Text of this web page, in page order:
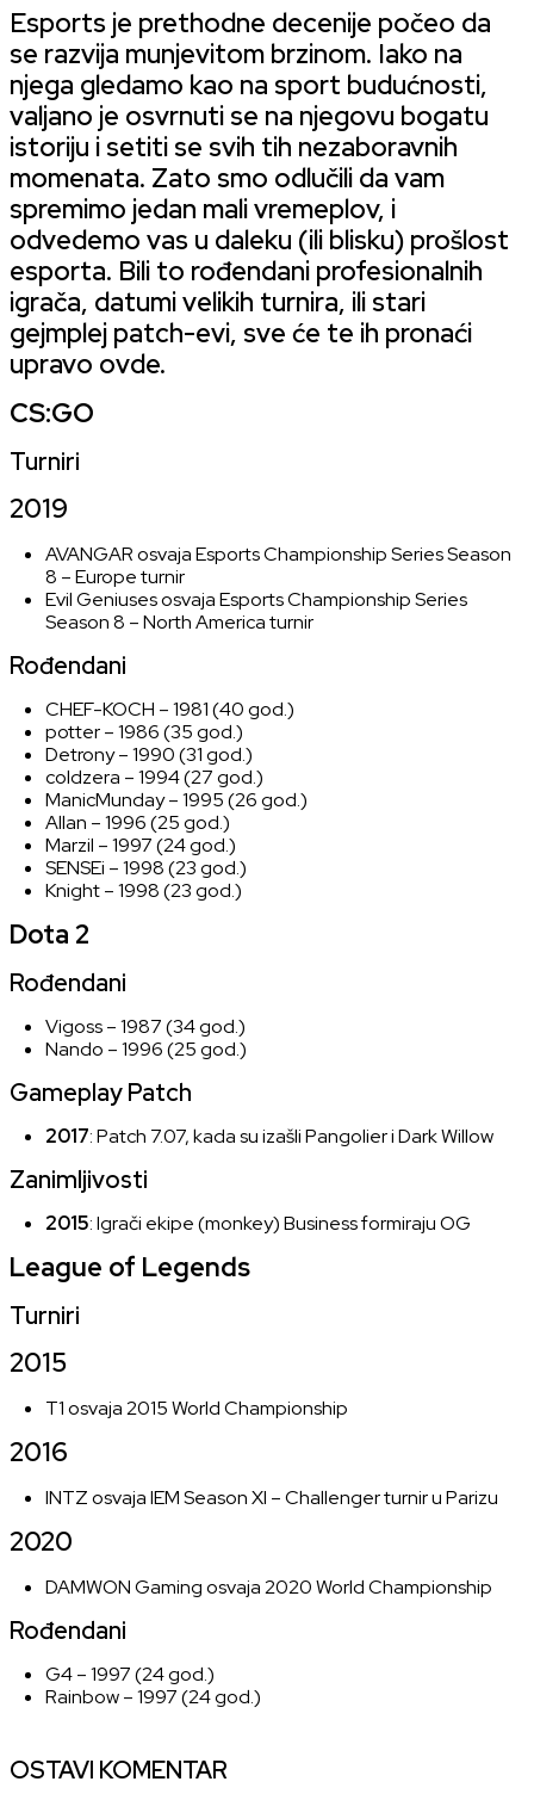
Esports je prethodne decenije počeo da
se razvija munjevitom brzinom. Iako na
njega gledamo kao na sport budućnosti,
valjano je osvrnuti se na njegovu bogatu
istoriju i setiti se svih tih nezaboravnih
momenata. Zato smo odlučili da vam
spremimo jedan mali vremeplov, i
odvedemo vas u daleku (ili blisku) prošlost
esporta. Bili to rođendani profesionalnih
igrača, datumi velikih turnira, ili stari
gejmplej patch-evi, sve će te ih pronaći
upravo ovde.
CS:GO
Turniri
2019
AVANGARosvajaEsports Championship Series Season
8 – Europeturnir
Evil GeniusesosvajaEsports Championship Series
Season 8 – North Americaturnir
Rođendani
CHEF-KOCH – 1981 (40 god.)
potter– 1986 (35 god.)
Detrony– 1990 (31 god.)
coldzera – 1994 (27 god.)
ManicMunday– 1995 (26 god.)
Allan – 1996 (25 god.)
Marzil – 1997 (24 god.)
SENSEi – 1998 (23 god.)
Knight– 1998 (23 god.)
Dota 2
Rođendani
Vigoss– 1987 (34 god.)
Nando – 1996 (25 god.)
Gameplay Patch
2017:Patch 7.07, kada su izašliPangolieriDark Willow
Zanimljivosti
2015: Igrači ekipe(monkey)BusinessformirajuOG
League of Legends
Turniri
2015
T1osvaja2015 World Championship
2016
INTZosvajaIEM Season XI – Challengerturnir u Parizu
2020
DAMWON Gamingosvaja2020 World Championship
Rođendani
G4– 1997 (24 god.)
Rainbow– 1997 (24 god.)
OSTAVI KOMENTAR